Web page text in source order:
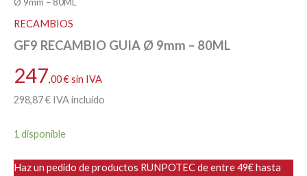
RECAMBIOS
GF9 RECAMBIO GUIA Ø 9mm – 80ML
247,00€sin IVA
298,87€ IVA incluido
1 disponible
Haz un pedido de productos RUNPOTEC de entre 49€ hasta